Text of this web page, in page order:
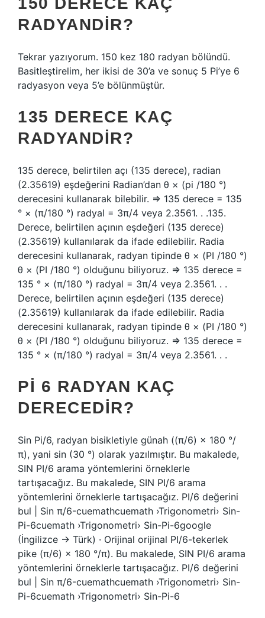
RADYANDIR?
Tekrar yazıyorum. 150 kez 180 radyan bölündü.
Basitleştirelim, her ikisi de 30’a ve sonuç 5 Pi’ye 6
radyasyon veya 5’e bölünmüştür.
135 DERECE KAÇ
RADYANDIR?
135 derece, belirtilen açı (135 derece), radian
(2.35619) eşdeğerini Radian’dan θ × (pi /180 °)
derecesini kullanarak bilebilir. ⇒ 135 derece = 135
° × (π/180 °) radyal = 3π/4 veya 2.3561. . .135.
Derece, belirtilen açının eşdeğeri (135 derece)
(2.35619) kullanılarak da ifade edilebilir. Radia
derecesini kullanarak, radyan tipinde θ × (PI /180 °)
θ × (PI /180 °) olduğunu biliyoruz. ⇒ 135 derece =
135 ° × (π/180 °) radyal = 3π/4 veya 2.3561. . .
Derece, belirtilen açının eşdeğeri (135 derece)
(2.35619) kullanılarak da ifade edilebilir. Radia
derecesini kullanarak, radyan tipinde θ × (PI /180 °)
θ × (PI /180 °) olduğunu biliyoruz. ⇒ 135 derece =
135 ° × (π/180 °) radyal = 3π/4 veya 2.3561. . .
PI 6 RADYAN KAÇ
DERECEDIR?
Sin Pi/6, radyan bisikletiyle günah ((π/6) × 180 °/
π), yani sin (30 °) olarak yazılmıştır. Bu makalede,
SIN PI/6 arama yöntemlerini örneklerle
tartışacağız. Bu makalede, SIN PI/6 arama
yöntemlerini örneklerle tartışacağız. PI/6 değerini
bul | Sin π/6-cuemathcuemath ›Trigonometri› Sin-
Pi-6cuemath ›Trigonometri› Sin-Pi-6google
(İngilizce → Türk) · Orijinal orijinal PI/6-tekerlek
pike (π/6) × 180 °/π). Bu makalede, SIN PI/6 arama
yöntemlerini örneklerle tartışacağız. PI/6 değerini
bul | Sin π/6-cuemathcuemath ›Trigonometri› Sin-
Pi-6cuemath ›Trigonometri› Sin-Pi-6